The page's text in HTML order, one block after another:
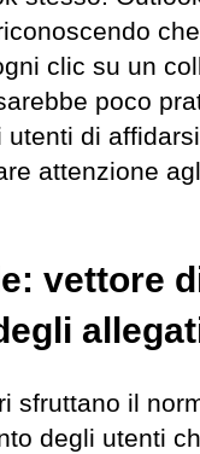
che
clic su un
poco
utenti di
attenzione
vettore
sfruttano il
degli utenti